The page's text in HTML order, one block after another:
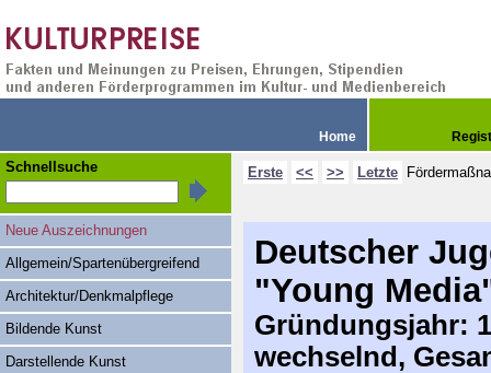
Home
Erste << >> Letzte
Deutscher
"Young
Gründungsjahr:
wechselnd,
Schnellsuche
Neue Auszeichnungen
Allgemein/Spartenübergreifend
Architektur/Denkmalpflege
Bildende Kunst
Darstellende Kunst